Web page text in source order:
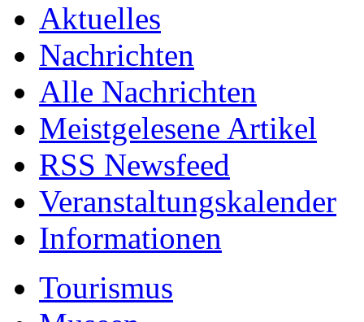
Aktuelles
Nachrichten
Alle Nachrichten
Meistgelesene Artikel
RSS Newsfeed
Veranstaltungskalender
Informationen
Tourismus